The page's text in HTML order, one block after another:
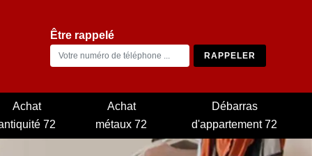
Être rappelé
Achat
72
Achat
métaux 72
Débarras
d'appartement 72